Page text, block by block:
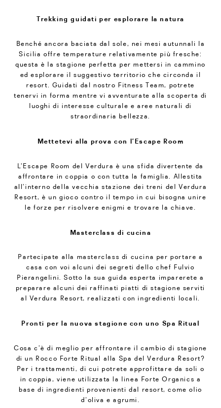
Trekking guidati per esplorare la natura
Benché ancora baciata dal sole, nei mesi autunnali la
Sicilia offre temperature relativamente più fresche:
questa è la stagione perfetta per mettersi in cammino
ed esplorare il suggestivo territorio che circonda il
resort. Guidati dal nostro Fitness Team, potrete
tenervi in forma mentre vi avventurate alla scoperta di
luoghi di interesse culturale e aree naturali di
straordinaria bellezza.
Mettetevi alla prova con l’Escape Room
L’Escape Room del Verdura è una sfida divertente da
affrontare in coppia o con tutta la famiglia. Allestita
all’interno della vecchia stazione dei treni del Verdura
Resort, è un gioco contro il tempo in cui bisogna unire
le forze per risolvere enigmi e trovare la chiave.
Masterclass di cucina
Partecipate alla masterclass di cucina per portare a
casa con voi alcuni dei segreti dello chef Fulvio
Pierangelini. Sotto la sua guida esperta imparerete a
preparare alcuni dei raffinati piatti di stagione serviti
al Verdura Resort, realizzati con ingredienti locali.
Pronti per la nuova stagione con uno Spa Ritual
Cosa c’è di meglio per affrontare il cambio di stagione
di un Rocco Forte Ritual alla Spa del Verdura Resort?
Per i trattamenti, di cui potrete approfittare da soli o
in coppia, viene utilizzata la linea Forte Organics a
base di ingredienti provenienti dal resort, come olio
d’oliva e agrumi.